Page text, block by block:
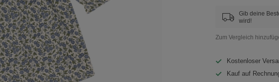
Gib deine
wird!
Zum Vergleich
Kostenloser
Kauf auf